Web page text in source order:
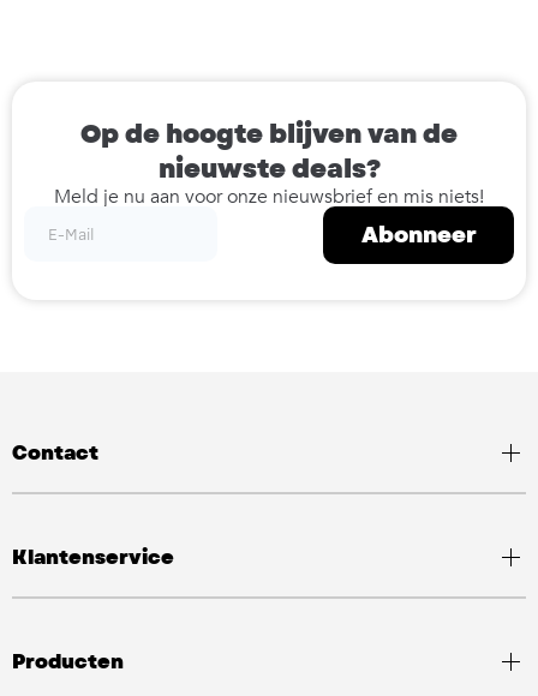
Op de hoogte blijven van de
nieuwste deals?
Meld je nu aan voor onze nieuwsbrief en mis niets!
Abonneer
Contact
Klantenservice
Producten